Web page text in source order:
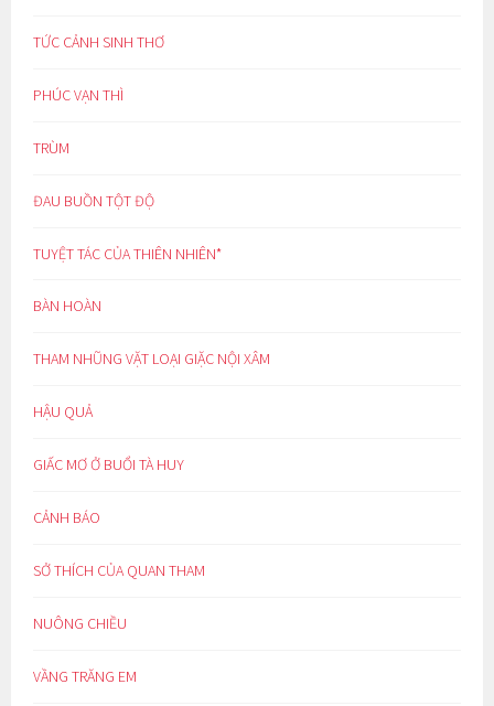
TỨC CẢNH SINH THƠ
PHÚC VẠN THÌ
TRÙM
ĐAU BUỒN TỘT ĐỘ
TUYỆT TÁC CỦA THIÊN NHIÊN*
BÀN HOÀN
THAM NHŨNG VẶT LOẠI GIẶC NỘI XÂM
HẬU QUẢ
GIẤC MƠ Ở BUỔI TÀ HUY
CẢNH BÁO
SỞ THÍCH CỦA QUAN THAM
NUÔNG CHIỀU
VẦNG TRĂNG EM